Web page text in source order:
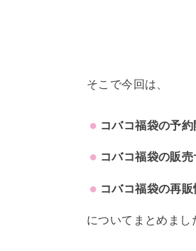
そこで今回は、
コバコ福袋の予
コバコ福袋の販売
コバコ福袋の再販
についてまとめまし